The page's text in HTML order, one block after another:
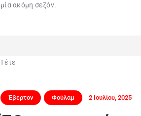
μία ακόμη σεζόν.
Έβερτον Φούλαμ 2 Ιουλίου, 2025